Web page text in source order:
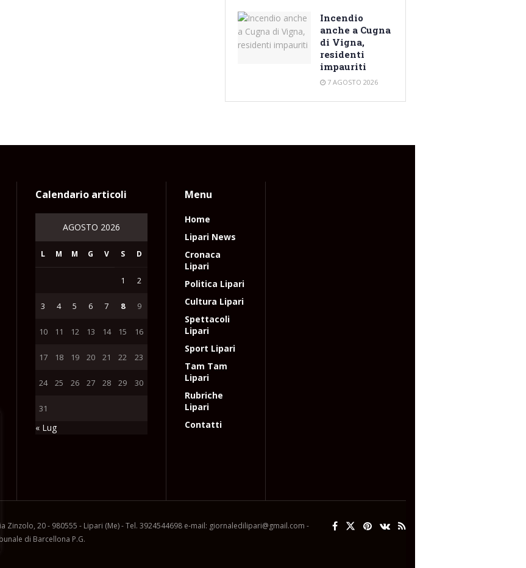
Incendio
anche a Cugna
di Vigna,
residenti
impauriti
7 AGOSTO 2026
Calendario articoli
AGOSTO 2026
L M M G V S D
1 2
3 4 5 6 7 8 9
10 11 12 13 14 15 16
17 18 19 20 21 22 23
24 25 26 27 28 29 30
31
« Lug
Menu
Home
Lipari News
Cronaca
Lipari
Politica Lipari
Cultura Lipari
Spettacoli
Lipari
Sport Lipari
Tam Tam
Lipari
Rubriche
Lipari
Contatti
Zinzolo, 20 - 980555 - Lipari (Me) - Tel. 3924544698 e-mail: giornaledilipari@gmail.com -
di Barcellona P.G.